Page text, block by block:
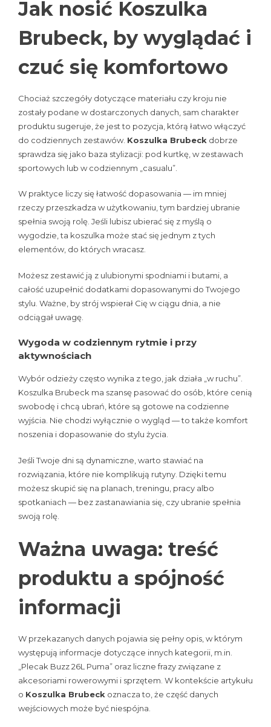
Jak nosić Koszulka
Brubeck, by wyglądać i
czuć się komfortowo
Chociaż szczegóły dotyczące materiału czy kroju nie
zostały podane w dostarczonych danych, sam charakter
produktu sugeruje, że jest to pozycja, którą łatwo włączyć
do codziennych zestawów. Koszulka Brubeck dobrze
sprawdza się jako baza stylizacji: pod kurtkę, w zestawach
sportowych lub w codziennym „casualu”.
W praktyce liczy się łatwość dopasowania — im mniej
rzeczy przeszkadza w użytkowaniu, tym bardziej ubranie
spełnia swoją rolę. Jeśli lubisz ubierać się z myślą o
wygodzie, ta koszulka może stać się jednym z tych
elementów, do których wracasz.
Możesz zestawić ją z ulubionymi spodniami i butami, a
całość uzupełnić dodatkami dopasowanymi do Twojego
stylu. Ważne, by strój wspierał Cię w ciągu dnia, a nie
odciągał uwagę.
Wygoda w codziennym rytmie i przy
aktywnościach
Wybór odzieży często wynika z tego, jak działa „w ruchu”.
Koszulka Brubeck ma szansę pasować do osób, które cenią
swobodę i chcą ubrań, które są gotowe na codzienne
wyjścia. Nie chodzi wyłącznie o wygląd — to także komfort
noszenia i dopasowanie do stylu życia.
Jeśli Twoje dni są dynamiczne, warto stawiać na
rozwiązania, które nie komplikują rutyny. Dzięki temu
możesz skupić się na planach, treningu, pracy albo
spotkaniach — bez zastanawiania się, czy ubranie spełnia
swoją rolę.
Ważna uwaga: treść
produktu a spójność
informacji
W przekazanych danych pojawia się pełny opis, w którym
występują informacje dotyczące innych kategorii, m.in.
„Plecak Buzz 26L Puma” oraz liczne frazy związane z
akcesoriami rowerowymi i sprzętem. W kontekście artykułu
o Koszulka Brubeck oznacza to, że część danych
wejściowych może być niespójna.